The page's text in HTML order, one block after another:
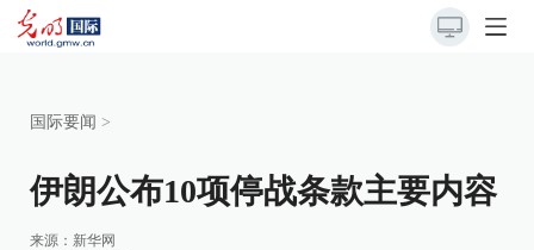
国际要闻 >
伊朗公布10项停战条款主要内容
来源： 新华网